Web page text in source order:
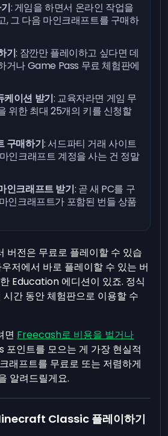
: 게임을 하면서 온라인 작업을
, 그 다음 마인크래프트를 구매하
기: 잠깐만 플레이하고 싶다면 데
거나 Game Pass 무료 체험판에
케이션 받기: 교육자라면 게임 무
위한 최대 25개의 키를 신청할
구매하기: 서드파티 거래 사이트
인크래프트 계정을 사는 건 정말
인크래프트 받기: 곧 새 PC를 구
인크래프트가 포함된 번들 상품
버전은 무료로 플레이할 수 있습
저에서 바로 플레이할 수 있는 버
Education 에디션이 있죠. 정식
간 동안 체험판으로 이용할 수
면 Freecash로 비용을 벌거나
인트를 모으는 게 가장 현실적
래프트를 무료로 또는 저렴하게
알려드릴게요.
Classic 플레이하기